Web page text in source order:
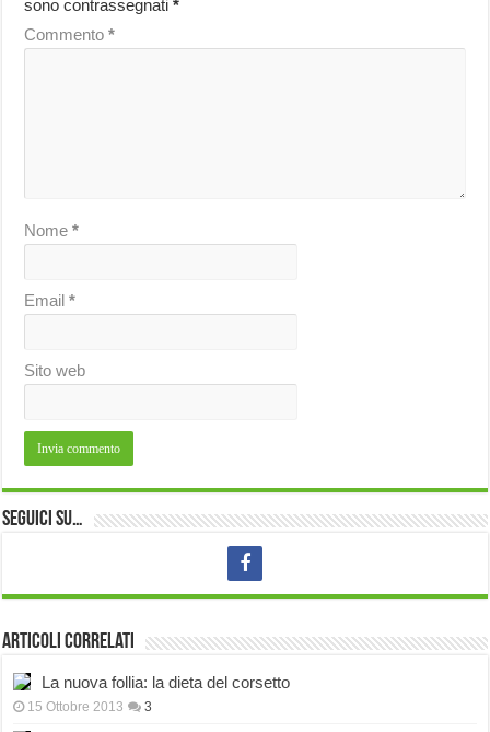
sono contrassegnati*
Commento*
Nome*
Email*
Sito web
Seguici su…
Articoli correlati
La nuova follia: la dieta del corsetto
15 Ottobre 2013 3